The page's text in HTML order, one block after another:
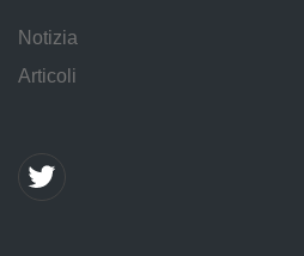
Notizia
Articoli